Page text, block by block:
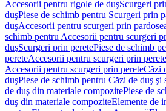
Accesorii pentru rigole de duşScurgeri
duşPiese de schimb pentru Scurgeri prin
duşAccesorii pentru scurgeri prin
schimb pentru Accesorii pentru scurgeri
duşScurgeri prin peretePiese de schimb
pereteAccesorii pentru scurgeri prin perete
Accesorii pentru scurgeri prin pereteCăzi
duşPiese de schimb pentru Căzi de duş şi
de duş din materiale compozitePiese de
duş din materiale compoziteElemente de